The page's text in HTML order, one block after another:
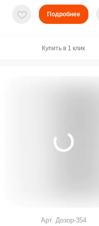
В избранное
Подробнее
Купить в 1 клик
Арт. Дозор-354